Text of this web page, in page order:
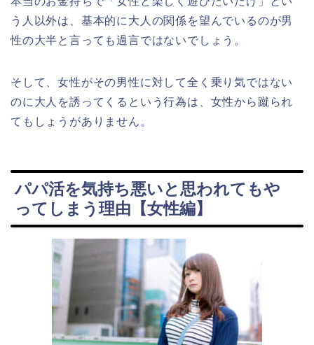
う人以外は、基本的に大人の関係を望んでいるのが男
性の大半と言っても過言ではないでしょう。
そして、女性がその男性に対して全く乗り気ではない
のに大人を誘ってくるという行為は、女性から蹴られ
てもしょうがありません。
パパ活を気持ち悪いと思われてもや
ってしまう理由【女性編】